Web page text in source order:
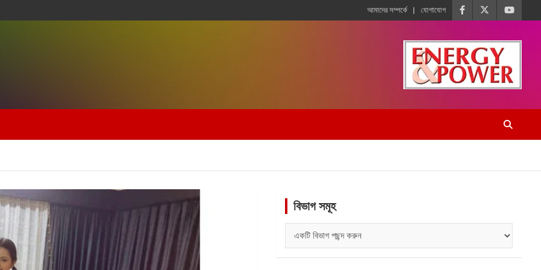
আমাদের সম্পর্কে যোগাযোগ
বিভাগ সমূহ
সমূহ